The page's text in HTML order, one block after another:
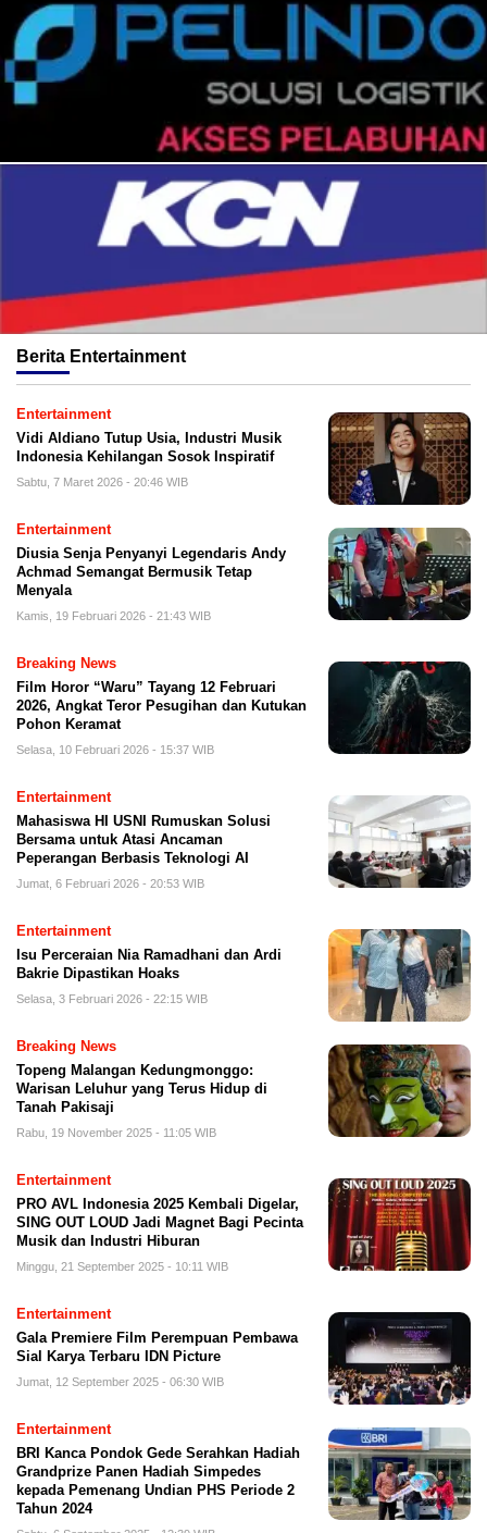
Berita Entertainment
Entertainment
Vidi Aldiano Tutup Usia, Industri Musik
Indonesia Kehilangan Sosok Inspiratif
Sabtu, 7 Maret 2026 - 20:46 WIB
Entertainment
Diusia Senja Penyanyi Legendaris Andy
Achmad Semangat Bermusik Tetap
Menyala
Kamis, 19 Februari 2026 - 21:43 WIB
Breaking News
Film Horor “Waru” Tayang 12 Februari
2026, Angkat Teror Pesugihan dan Kutukan
Pohon Keramat
Selasa, 10 Februari 2026 - 15:37 WIB
Entertainment
Mahasiswa HI USNI Rumuskan Solusi
Bersama untuk Atasi Ancaman
Peperangan Berbasis Teknologi AI
Jumat, 6 Februari 2026 - 20:53 WIB
Entertainment
Isu Perceraian Nia Ramadhani dan Ardi
Bakrie Dipastikan Hoaks
Selasa, 3 Februari 2026 - 22:15 WIB
Breaking News
Topeng Malangan Kedungmonggo:
Warisan Leluhur yang Terus Hidup di
Tanah Pakisaji
Rabu, 19 November 2025 - 11:05 WIB
Entertainment
PRO AVL Indonesia 2025 Kembali Digelar,
SING OUT LOUD Jadi Magnet Bagi Pecinta
Musik dan Industri Hiburan
Minggu, 21 September 2025 - 10:11 WIB
Entertainment
Gala Premiere Film Perempuan Pembawa
Sial Karya Terbaru IDN Picture
Jumat, 12 September 2025 - 06:30 WIB
Entertainment
BRI Kanca Pondok Gede Serahkan Hadiah
Grandprize Panen Hadiah Simpedes
kepada Pemenang Undian PHS Periode 2
Tahun 2024